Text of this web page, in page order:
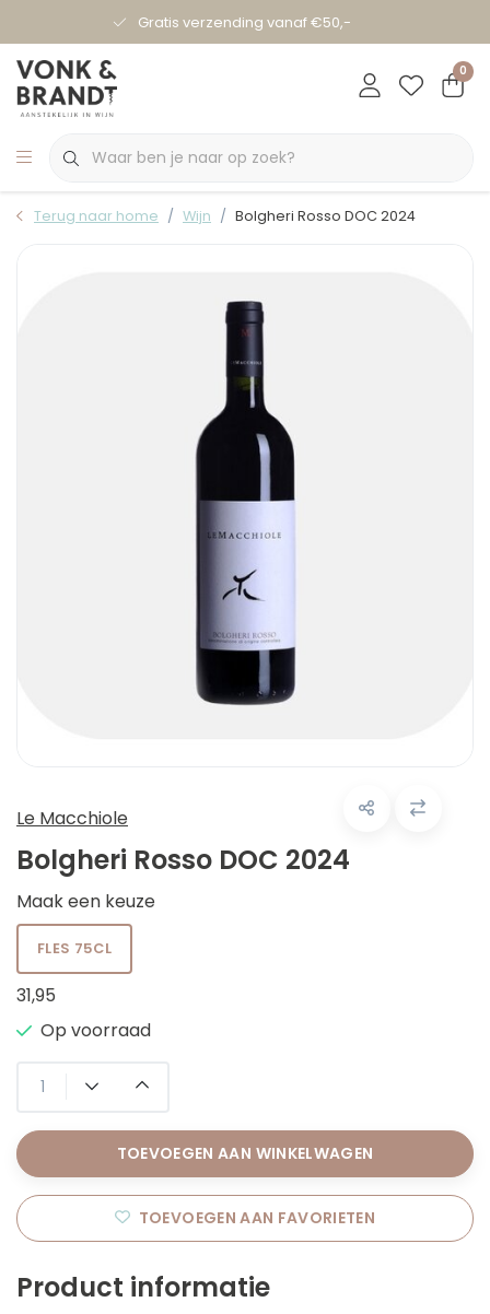
Gratis verzending vanaf €50,-
0
Terug naar home Wijn Bolgheri Rosso DOC 2024
Le Macchiole
Bolgheri Rosso DOC 2024
Maak een keuze
FLES 75CL
31,95
Op voorraad
TOEVOEGEN AAN WINKELWAGEN
TOEVOEGEN AAN FAVORIETEN
Product informatie